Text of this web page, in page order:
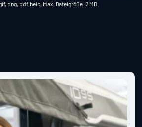
png, pdf, heic, Max. Dateigröße: 2 MB.